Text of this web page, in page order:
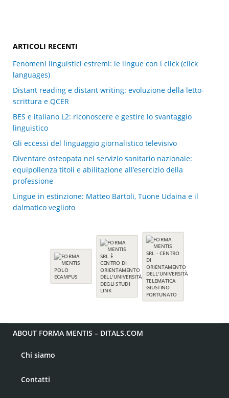
ARTICOLI RECENTI
Fenomeni linguistici estremi: le lingue con i click (click
languages)
Distant reading e distant writing: evoluzione della letto-
scrittura e QCER
BES e italiano L2: riconoscere e gestire lo svantaggio
linguistico
Gli eccessi del linguaggio giornalistico televisivo
Diventare osteopata nel servizio sanitario nazionale:
equipollenza titoli e abilitazione all’esercizio della
professione
Lingue in estinzione: Matteo Bartoli, Tuone Udaina e il
dalmatico veglioto
ABOUT FORMA MENTIS – DITALS.COM
Chi siamo
Contatti